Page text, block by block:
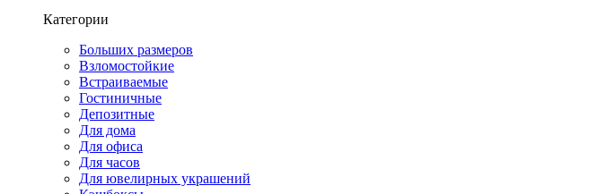
Категории
Больших размеров
Взломостойкие
Встраиваемые
Гостиничные
Депозитные
Для дома
Для офиса
Для часов
Для ювелирных украшений